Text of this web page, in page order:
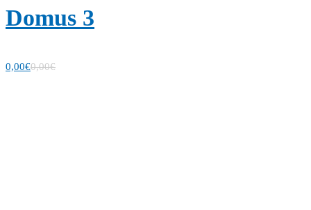
Domus 3
0,00€0,00€